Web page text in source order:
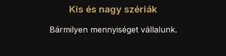
Kis és nagy szériák
Bármilyen mennyiséget vállalunk.